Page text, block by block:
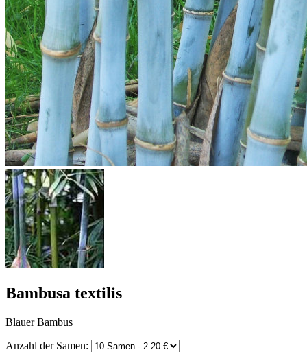
Bambusa textilis
Blauer Bambus
Anzahl der Samen: